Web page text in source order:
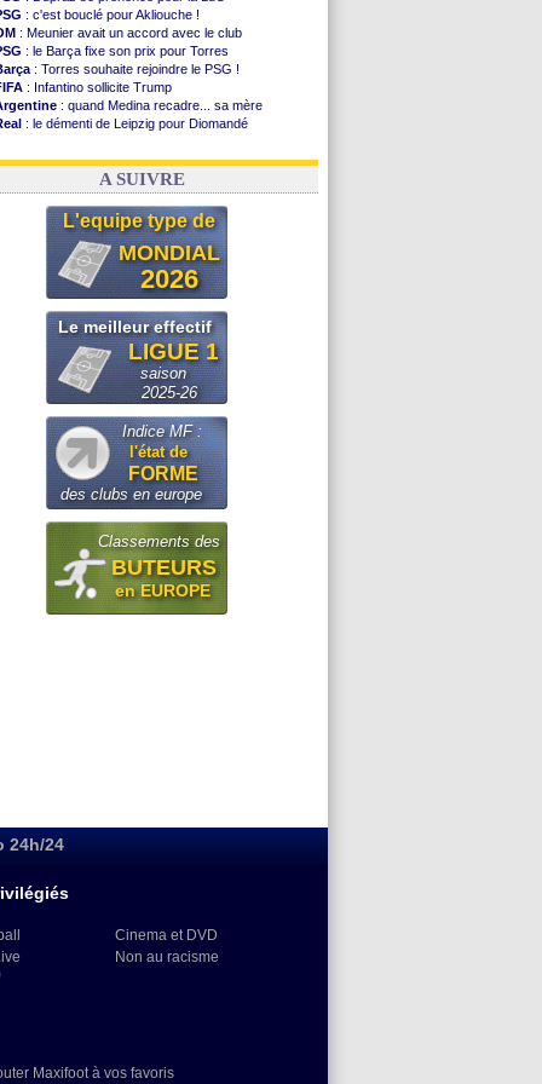
: c'est bouclé pour Akliouche !
: Meunier avait un accord avec le club
: le Barça fixe son prix pour Torres
: Torres souhaite rejoindre le PSG !
: Infantino sollicite Trump
: quand Medina recadre... sa mère
: le démenti de Leipzig pour Diomandé
: le conseiller d'Infantino démissionne !
A SUIVRE
L'equipe type de
MONDIAL
2026
Le meilleur effectif
LIGUE 1
saison
2025-26
Indice MF :
l'état de
FORME
des clubs en europe
Classements des
BUTEURS
en EUROPE
24h/24
Cinema et DVD
Non au racisme
Maxifoot à vos favoris